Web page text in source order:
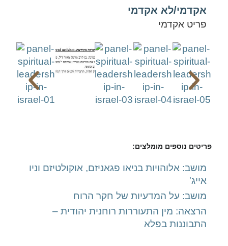
אקדמי/לא אקדמי
פריט אקדמי
פריטים נוספים מומלצים:
מושב: אלוהויות בניאו פגאניזם, אוקולטיזם וניו
אייג'
מושב: על המדעיות של חקר הרוח
הרצאה: מין התעוררות רוחנית יהודית –
התבוננות בפלא